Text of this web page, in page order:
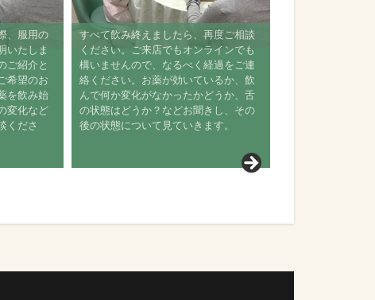
、服用の
いたしま
ご紹介と
希望のお
を飲み始
変化など
くださ
すべて飲み終えましたら、再度ご相談
ください。ご来店でもオンラインでも
構いませんので、なるべく経過をご連
絡ください。お薬が効いているか、飲
んで何か変化がなかったかどうか、舌
の状態はどうか？などお聞きし、その
後の状態について見ていきます。